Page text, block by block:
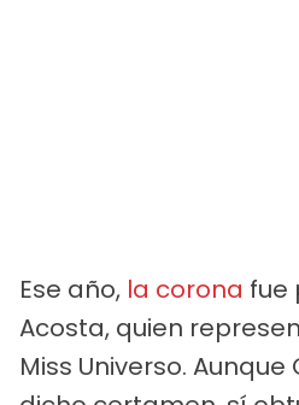
Ese año, la corona fue
Acosta, quien
Miss Universo. Aunque